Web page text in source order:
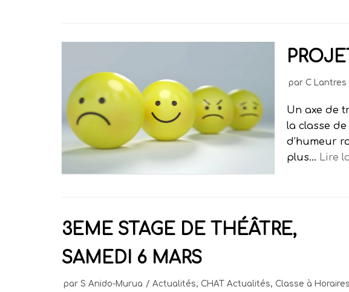
par C Lantres
Un axe de
la classe
d’humeur
plus… Lire
3EME STAGE DE THÉÂTRE,
SAMEDI 6 MARS
par S Anido-Murua Actualités, CHAT Actualités, Classe à Horaires